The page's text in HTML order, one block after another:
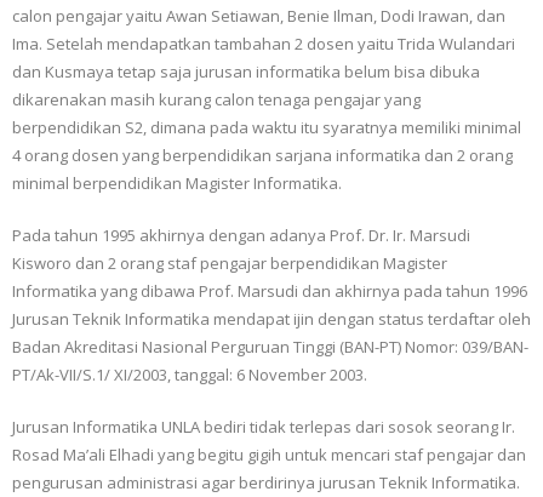
calon pengajar yaitu Awan Setiawan, Benie Ilman, Dodi Irawan, dan
Ima. Setelah mendapatkan tambahan 2 dosen yaitu Trida Wulandari
dan Kusmaya tetap saja jurusan informatika belum bisa dibuka
dikarenakan masih kurang calon tenaga pengajar yang
berpendidikan S2, dimana pada waktu itu syaratnya memiliki minimal
4 orang dosen yang berpendidikan sarjana informatika dan 2 orang
minimal berpendidikan Magister Informatika.
Pada tahun 1995 akhirnya dengan adanya Prof. Dr. Ir. Marsudi
Kisworo dan 2 orang staf pengajar berpendidikan Magister
Informatika yang dibawa Prof. Marsudi dan akhirnya pada tahun 1996
Jurusan Teknik Informatika mendapat ijin dengan status terdaftar oleh
Badan Akreditasi Nasional Perguruan Tinggi (BAN-PT) Nomor: 039/BAN-
PT/Ak-VII/S.1/ XI/2003, tanggal: 6 November 2003.
Jurusan Informatika UNLA bediri tidak terlepas dari sosok seorang Ir.
Rosad Ma’ali Elhadi yang begitu gigih untuk mencari staf pengajar dan
pengurusan administrasi agar berdirinya jurusan Teknik Informatika.